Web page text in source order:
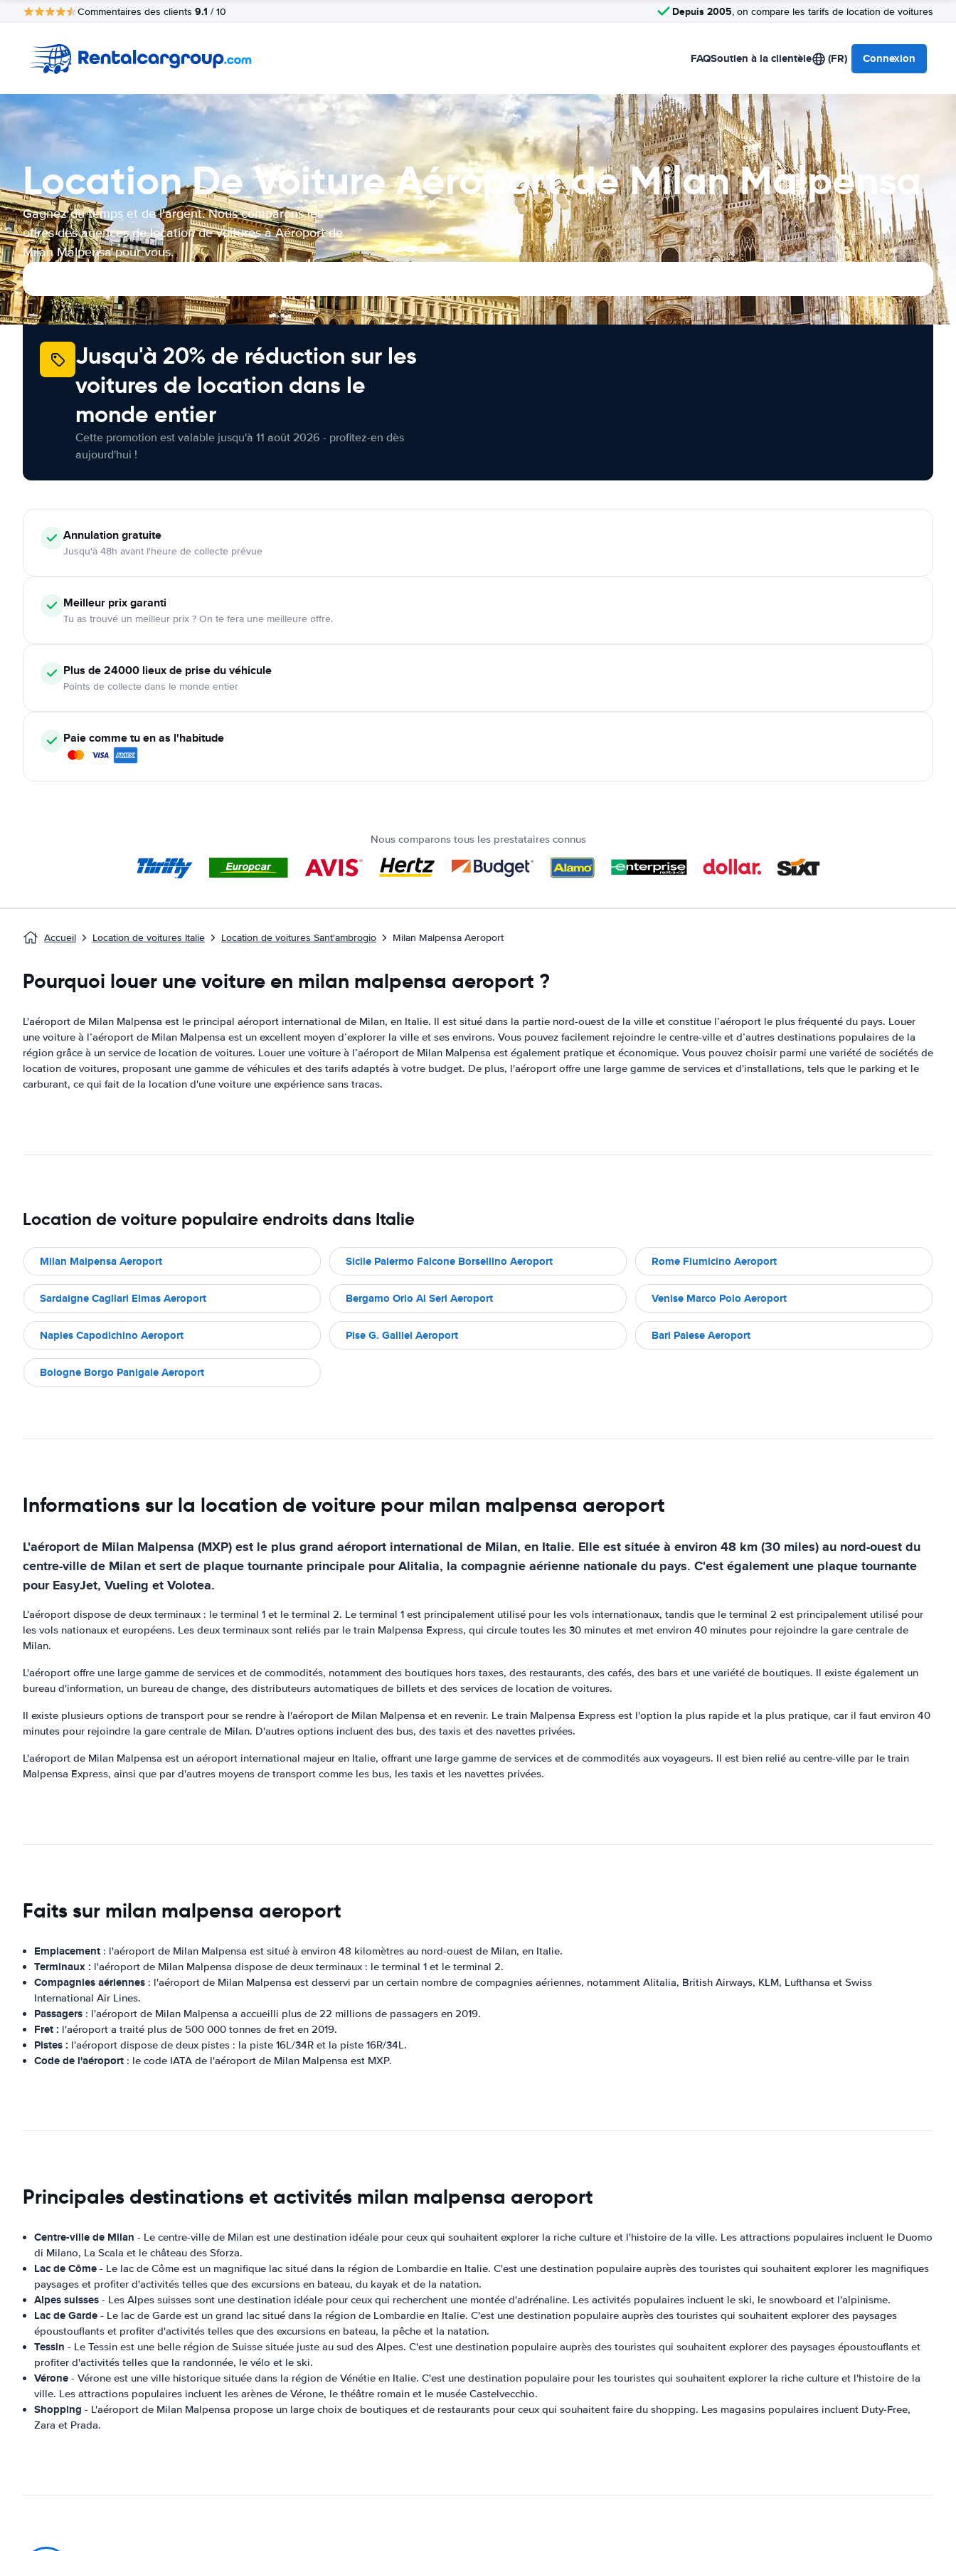
Commentaires des clients 9.1 / 10 Depuis 2005, on compare les tarifs de location de voitures
FAQSoutien à la clientèle (FR) Connexion
Location De Voiture Aéroport de Milan Malpensa
Gagnez du temps et de l'argent. Nous comparons les
offres des agences de location de voitures à Aéroport de
Milan Malpensa pour vous.
Jusqu'à 20% de réduction sur les
voitures de location dans le
monde entier
Cette promotion est valable jusqu'à 11 août 2026 - profitez-en dès
aujourd'hui !
Annulationgratuite
Jusqu'à 48h avant l'heure de collecte prévue
Meilleur prix garanti
Tu as trouvé un meilleur prix ? On te fera une meilleure offre.
Plus de 24000 lieux de prise du véhicule
Points de collecte dans le monde entier
Paie comme tu en as l'habitude
Nous comparons tous les prestataires connus
Accueil Location de voitures Italie Location de voitures Sant'ambrogio Milan Malpensa Aeroport
Pourquoi louer une voiture en milan malpensa aeroport ?
L'aéroport de Milan Malpensa est le principal aéroport international de Milan, en Italie. Il est situé dans la partie nord-ouest de la ville et constitue l’aéroport le plus fréquenté du pays. Louer
une voiture à l’aéroport de Milan Malpensa est un excellent moyen d’explorer la ville et ses environs. Vous pouvez facilement rejoindre le centre-ville et d’autres destinations populaires de la
région grâce à un service de location de voitures. Louer une voiture à l’aéroport de Milan Malpensa est également pratique et économique. Vous pouvez choisir parmi une variété de sociétés de
location de voitures, proposant une gamme de véhicules et des tarifs adaptés à votre budget. De plus, l'aéroport offre une large gamme de services et d'installations, tels que le parking et le
carburant, ce qui fait de la location d'une voiture une expérience sans tracas.
Location de voiture populaire endroits dans Italie
Milan Malpensa Aeroport Sicile Palermo Falcone Borsellino Aeroport Rome Fiumicino Aeroport
Sardaigne Cagliari Elmas Aeroport Bergamo Orio Al Seri Aeroport Venise Marco Polo Aeroport
Naples Capodichino Aeroport Pise G. Galilei Aeroport Bari Palese Aeroport
Bologne Borgo Panigale Aeroport
Informations sur la location de voiture pour milan malpensa aeroport
L'aéroport de Milan Malpensa (MXP) est le plus grand aéroport international de Milan, en Italie. Elle est située à environ 48 km (30 miles) au nord-ouest du
centre-ville de Milan et sert de plaque tournante principale pour Alitalia, la compagnie aérienne nationale du pays. C'est également une plaque tournante
pour EasyJet, Vueling et Volotea.
L'aéroport dispose de deux terminaux : le terminal 1 et le terminal 2. Le terminal 1 est principalement utilisé pour les vols internationaux, tandis que le terminal 2 est principalement utilisé pour
les vols nationaux et européens. Les deux terminaux sont reliés par le train Malpensa Express, qui circule toutes les 30 minutes et met environ 40 minutes pour rejoindre la gare centrale de
Milan.
L'aéroport offre une large gamme de services et de commodités, notamment des boutiques hors taxes, des restaurants, des cafés, des bars et une variété de boutiques. Il existe également un
bureau d'information, un bureau de change, des distributeurs automatiques de billets et des services de location de voitures.
Il existe plusieurs options de transport pour se rendre à l'aéroport de Milan Malpensa et en revenir. Le train Malpensa Express est l'option la plus rapide et la plus pratique, car il faut environ 40
minutes pour rejoindre la gare centrale de Milan. D'autres options incluent des bus, des taxis et des navettes privées.
L'aéroport de Milan Malpensa est un aéroport international majeur en Italie, offrant une large gamme de services et de commodités aux voyageurs. Il est bien relié au centre-ville par le train
Malpensa Express, ainsi que par d'autres moyens de transport comme les bus, les taxis et les navettes privées.
Faits sur milan malpensa aeroport
Emplacement : l'aéroport de Milan Malpensa est situé à environ 48 kilomètres au nord-ouest de Milan, en Italie.
Terminaux : l'aéroport de Milan Malpensa dispose de deux terminaux : le terminal 1 et le terminal 2.
Compagnies aériennes : l'aéroport de Milan Malpensa est desservi par un certain nombre de compagnies aériennes, notamment Alitalia, British Airways, KLM, Lufthansa et Swiss
International Air Lines.
Passagers : l'aéroport de Milan Malpensa a accueilli plus de 22 millions de passagers en 2019.
Fret : l'aéroport a traité plus de 500 000 tonnes de fret en 2019.
Pistes : l'aéroport dispose de deux pistes : la piste 16L/34R et la piste 16R/34L.
Code de l'aéroport : le code IATA de l'aéroport de Milan Malpensa est MXP.
Principales destinations et activités milan malpensa aeroport
Centre-ville de Milan - Le centre-ville de Milan est une destination idéale pour ceux qui souhaitent explorer la riche culture et l'histoire de la ville. Les attractions populaires incluent le Duomo
di Milano, La Scala et le château des Sforza.
Lac de Côme - Le lac de Côme est un magnifique lac situé dans la région de Lombardie en Italie. C'est une destination populaire auprès des touristes qui souhaitent explorer les magnifiques
paysages et profiter d'activités telles que des excursions en bateau, du kayak et de la natation.
Alpes suisses - Les Alpes suisses sont une destination idéale pour ceux qui recherchent une montée d'adrénaline. Les activités populaires incluent le ski, le snowboard et l'alpinisme.
Lac de Garde - Le lac de Garde est un grand lac situé dans la région de Lombardie en Italie. C'est une destination populaire auprès des touristes qui souhaitent explorer des paysages
époustouflants et profiter d'activités telles que des excursions en bateau, la pêche et la natation.
Tessin - Le Tessin est une belle région de Suisse située juste au sud des Alpes. C'est une destination populaire auprès des touristes qui souhaitent explorer des paysages époustouflants et
profiter d'activités telles que la randonnée, le vélo et le ski.
Vérone - Vérone est une ville historique située dans la région de Vénétie en Italie. C'est une destination populaire pour les touristes qui souhaitent explorer la riche culture et l'histoire de la
ville. Les attractions populaires incluent les arènes de Vérone, le théâtre romain et le musée Castelvecchio.
Shopping - L'aéroport de Milan Malpensa propose un large choix de boutiques et de restaurants pour ceux qui souhaitent faire du shopping. Les magasins populaires incluent Duty-Free,
Zara et Prada.